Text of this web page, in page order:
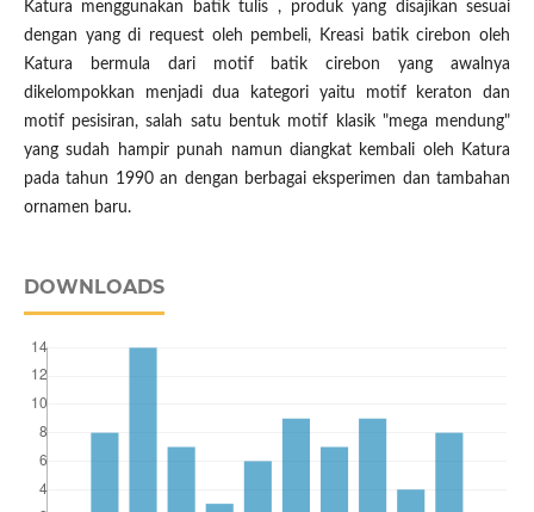
Katura menggunakan batik tulis , produk yang disajikan sesuai
dengan yang di request oleh pembeli, Kreasi batik cirebon oleh
Katura bermula dari motif batik cirebon yang awalnya
dikelompokkan menjadi dua kategori yaitu motif keraton dan
motif pesisiran, salah satu bentuk motif klasik "mega mendung"
yang sudah hampir punah namun diangkat kembali oleh Katura
pada tahun 1990 an dengan berbagai eksperimen dan tambahan
ornamen baru.
DOWNLOADS